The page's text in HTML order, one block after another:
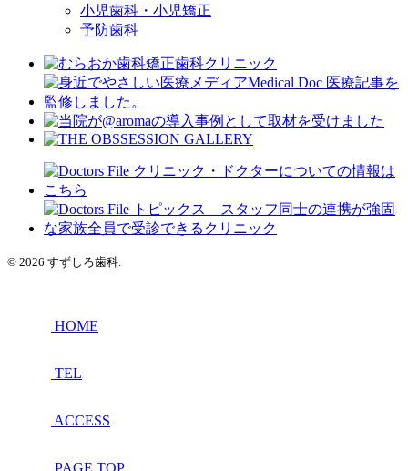
小児歯科・小児矯正
予防歯科
© 2026 すずしろ歯科.
HOME
TEL
ACCESS
PAGE TOP